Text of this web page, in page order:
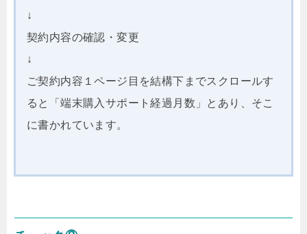
↓
契約内容の確認・変更
↓
ご契約内容１ページ目を結構下までスクロールす
ると「端末購入サポート経過月数」とあり、そこ
に書かれています。